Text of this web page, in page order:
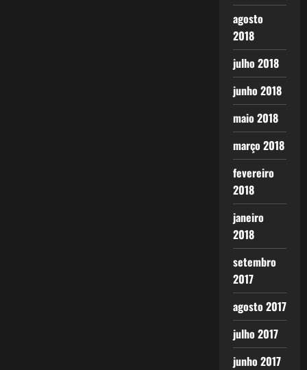
agosto
2018
julho 2018
junho 2018
maio 2018
março 2018
fevereiro
2018
janeiro
2018
setembro
2017
agosto 2017
julho 2017
junho 2017